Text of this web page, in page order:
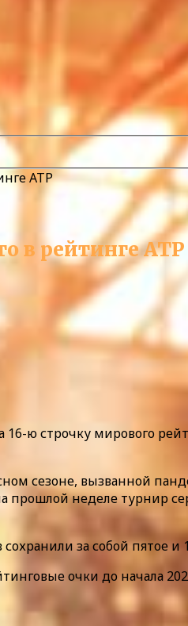
ATP
в рейтинге ATP
16-ю строчку мирового
сезоне, вызванной
прошлой неделе турнир
за собой пятое и
очки до начала